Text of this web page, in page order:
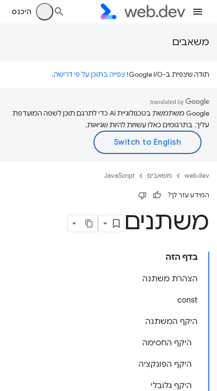
היכנס
משאבים
תודה שצפית ב-Google I/O! צפייה בתוכן על פי דרישה.
‫Google משתמשת בטכנולוגיית AI כדי לתרגם תוכן לשפה המועדפת
עליך. בתרגומים כאלו עשויות להיות שגיאות.
web.dev משאבים JavaScript
המידע עזר לך?
משתנים
בדף הזה
הצהרת משתנה
const
היקף המשתנה
היקף החסימה
היקף הפונקציה
היקף גלובלי